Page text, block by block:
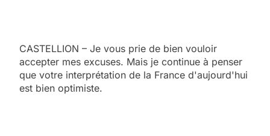
CASTELLION – Je vous prie de bien vouloir
accepter mes excuses. Mais je continue à penser
que votre interprétation de la France d'aujourd'hui
est bien optimiste.